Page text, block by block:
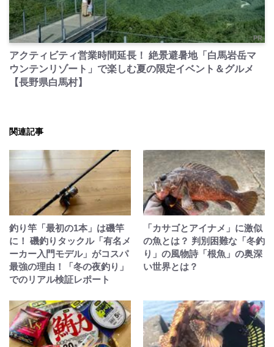
PR
アクティビティ営業時間延長！ 絶景避暑地「白馬岩岳マ
ウンテンリゾート」で楽しむ夏の限定イベント＆グルメ
【長野県白馬村】
関連記事
釣り竿「最初の1本」は磯竿
に！ 磯釣りタックル「有名メ
ーカー入門モデル」がコスパ
最強の理由！「冬の夜釣り」
でのリアル検証レポート
「カサゴとアイナメ」に激似
の魚とは？ 判別困難な「冬釣
り」の風物詩「根魚」の奥深
い世界とは？